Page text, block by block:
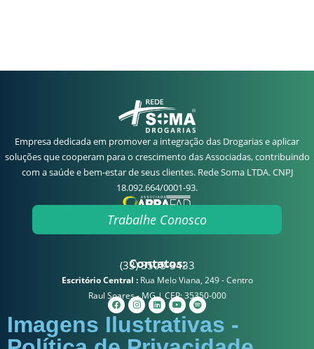
Empresa dedicada em promover a integração das Drogarias e aplicar
soluções que cooperam para o crescimento das Associadas, contribuindo
com a saúde e bem-estar de seus clientes. Rede Soma LTDA. CNPJ
18.092.664/0001-93.
Trabalhe Conosco
Contatos:
(33) 3508-3433
Escritório Central :Rua Melo Viana, 249 - Centro
Raul Soares - MG | CEP: 35350-000
Imagens Ilustrativas -